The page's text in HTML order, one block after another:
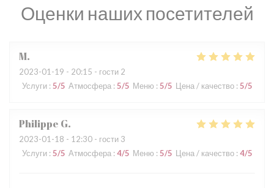
Оценки наших посетителей
M
2023-01-19 - 20:15 - гости 2
Услуги : 5/5 Атмосфера : 5/5 Меню : 5/5 Цена / качество : 5/5
Philippe G
2023-01-18 - 12:30 - гости 3
Услуги : 5/5 Атмосфера : 4/5 Меню : 5/5 Цена / качество : 4/5